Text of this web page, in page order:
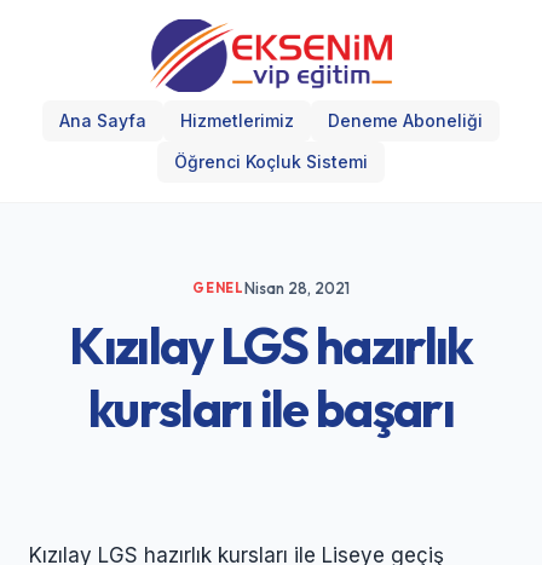
Ana Sayfa Hizmetlerimiz
Deneme Aboneliği
Öğrenci Koçluk Sistemi
GENELNisan 28, 2021
Kızılay LGS hazırlık
kursları ile başarı
Kızılay LGS hazırlık kursları ile Liseye geçiş